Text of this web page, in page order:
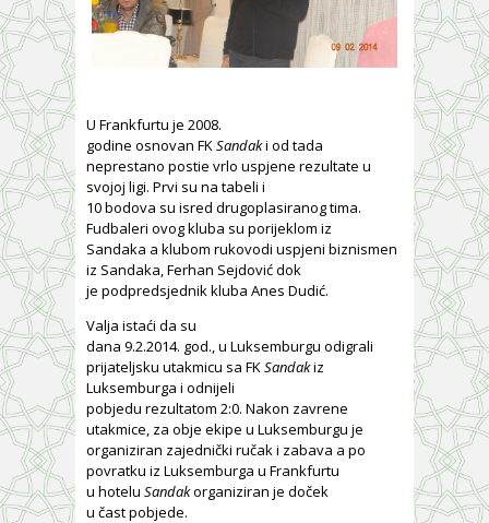
U Frankfurtu je 2008.
godine osnovan FKSandaki od tada
neprestano postie vrlo uspjene rezultate u
svojoj ligi. Prvi su na tabeli i
10 bodova su isred drugoplasiranog tima.
Fudbaleri ovog kluba su porijeklom iz
Sandaka a klubom rukovodi uspjeni biznismen
iz Sandaka, Ferhan Sejdović dok
je podpredsjednik kluba Anes Dudić.
Valja istaći da su
dana 9.2.2014. god., u Luksemburgu odigrali
prijateljsku utakmicu sa FKSandakiz
Luksemburga i odnijeli
pobjedu rezultatom 2:0. Nakon zavrene
utakmice, za obje ekipe u Luksemburgu je
organiziran zajednički ručak i zabava a po
povratku iz Luksemburga u Frankfurtu
u hotelu Sandakorganiziran je doček
u čast pobjede.